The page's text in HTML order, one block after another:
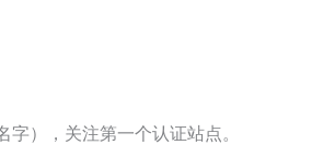
字），关注第一个认证站点。